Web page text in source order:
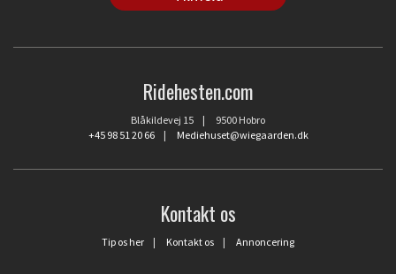
Ridehesten.com
Blåkildevej 15 | 9500 Hobro
+45 98 51 20 66| Mediehuset@wiegaarden.dk
Kontakt os
Tip os her | Kontakt os | Annoncering